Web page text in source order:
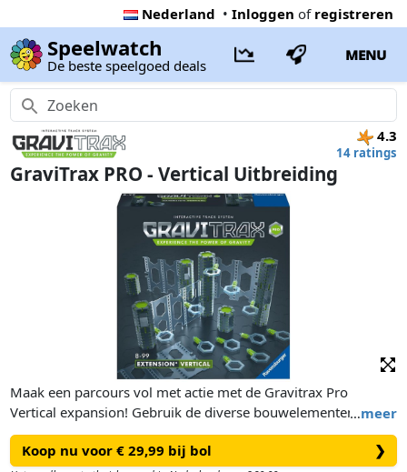
Nederland • Inloggen of registreren
Speelwatch
De beste speelgoed deals
MENU
4.3
14 ratings
GraviTrax PRO - Vertical Uitbreiding
…meer
Maak een parcours vol met actie met de Gravitrax Pro
Vertical expansion! Gebruik de diverse bouwelementen om
een parcours vol actie te maken en je kogels naar de finish te
brengen. Met deze extensie kun je pijlers plaatsen en
Koop nu voor € 29,99 bij bol ❯